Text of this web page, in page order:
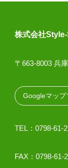
株式会社Style-
〒663-8003 兵
Googleマップ
TEL：0798-61-
FAX：0798-61-